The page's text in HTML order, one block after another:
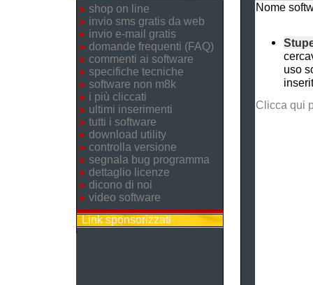
shop on line
invio sms gratis da web
invio e-mail gratis
domande frequenti (FAQ)
commenti ai software
specifiche tecniche
software non m8k
i più cliccati
ultimi inserimenti
tutti i software
download utility
controlla versione
segnala bug programma
dettaglio licenze
dicono di noi
video software
Link sponsorizzati
Nome
uso
Clicca qui